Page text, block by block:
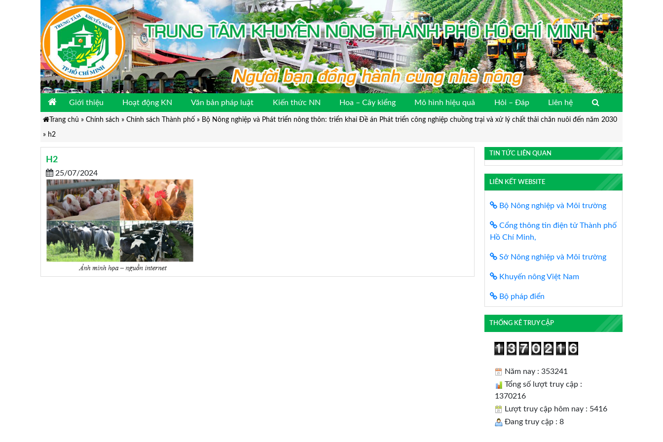
Giới thiệu Hoạt động KN Văn bản pháp luật Kiến thức NN Hoa – Cây kiểng Mô hình hiệu quả Hỏi – Đáp Liên hệ
Trang chủ » Chính sách » Chính sách Thành phố» Bộ Nông nghiệp và Phát triển nông thôn: triển khai Đề án Phát triển công nghiệp chuồng trại và xử lý chất thải chăn nuôi đến năm 2030
» h2
H2
25/07/2024
TIN TỨC LIÊN QUAN
LIÊN KẾT WEBSITE
Bộ Nông nghiệp và Môi trường
Cổng thông tin điện tử Thành phố
Hồ Chí Minh,
Sở Nông nghiệp và Môi trường
Khuyến nông Việt Nam
Bộ pháp điển
THỐNG KÊ TRUY CẬP
Năm nay : 353241
Tổng số lượt truy cập :
1370216
Lượt truy cập hôm nay : 5416
Đang truy cập : 8